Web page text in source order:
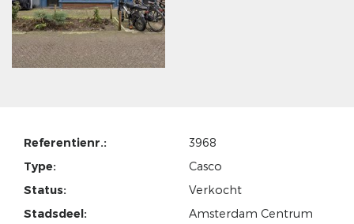
Referentienr.: 3968
Type: Casco
Status: Verkocht
Stadsdeel: Amsterdam Centrum